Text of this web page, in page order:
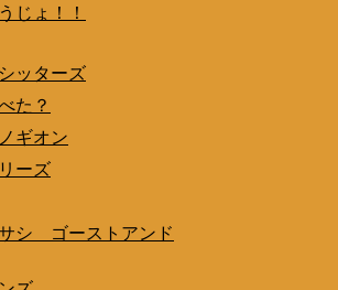
じょ！！
ッターズ
た？
ギオン
ーズ
シ ゴーストアンド